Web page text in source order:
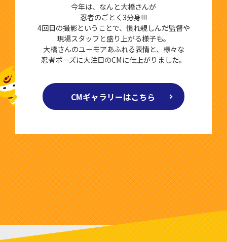
今年は、なんと大橋さんが
忍者のごとく3分身!!!
4回目の撮影ということで、慣れ親しんだ監督や
現場スタッフと盛り上がる様子も。
大橋さんのユーモアあふれる表情と、様々な
忍者ポーズに大注目のCMに仕上がりました。
CMギャラリーはこちら